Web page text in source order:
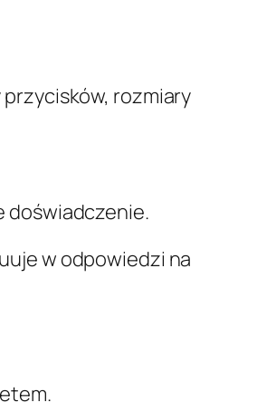
rozmiary
doświadczenie.
w odpowiedzi na